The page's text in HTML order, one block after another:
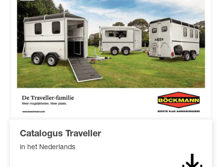
brochure*
Catalogus Traveller
in het Nederlands